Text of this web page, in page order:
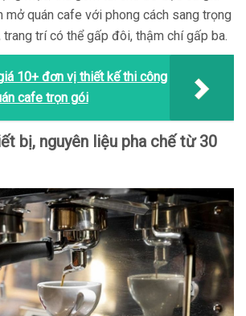
mở quán cafe với phong cách sang trọng
trí có thể gấp đôi, thậm chí gấp ba.
10+ đơn vị thiết kế thi công
cafe trọn gói
bị, nguyên liệu pha chế từ 30